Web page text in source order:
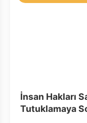
İnsan Hakları
Tutuklamaya